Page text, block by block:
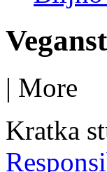
| More
Kratka